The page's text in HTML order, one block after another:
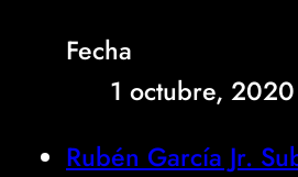
Fecha
1 octubre, 2020
Rubén García Jr.